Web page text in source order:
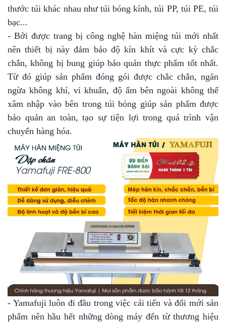
thước túi khác nhau như túi bóng kính, túi PP, túi PE, túi
bạc...
- Bởi được trang bị công nghệ hàn miệng túi mới nhất
nên thiết bị này đảm bảo độ kín khít và cực kỳ chắc
chắn, không bị bung giúp bảo quản thực phẩm tốt nhất.
Từ đó giúp sản phẩm đóng gói được chắc chắn, ngăn
ngừa không khí, vi khuẩn, độ ẩm bên ngoài không thể
xâm nhập vào bên trong túi bóng giúp sản phẩm được
bảo quản an toàn, tạo sự tiện lợi trong quá trình vận
chuyển hàng hóa.
- Yamafuji luôn đi đầu trong việc cải tiến và đổi mới sản
phẩm nên hầu hết những dòng máy đến từ thương hiệu